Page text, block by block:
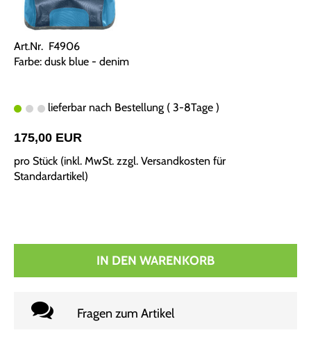
Art.Nr. F4906
Farbe: dusk blue - denim
lieferbar nach Bestellung ( 3-8Tage )
175,00 EUR
pro Stück (inkl. MwSt. zzgl. Versandkosten für
Standardartikel)
IN DEN WARENKORB
Fragen zum Artikel